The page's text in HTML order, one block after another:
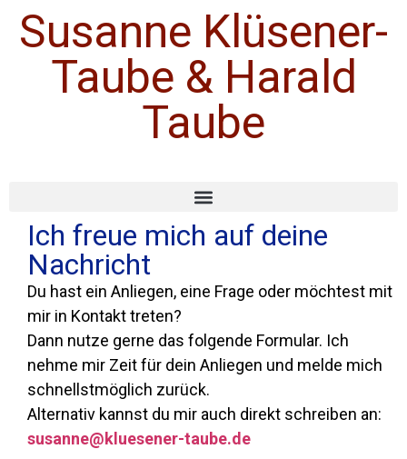
Susanne Klüsener-
Taube & Harald
Taube
Ich freue mich auf deine
Nachricht
Du hast ein Anliegen, eine Frage oder möchtest mit
mir in Kontakt treten?
Dann nutze gerne das folgende Formular. Ich
nehme mir Zeit für dein Anliegen und melde mich
schnellstmöglich zurück.
Alternativ kannst du mir auch direkt schreiben an:
susanne@kluesener-taube.de